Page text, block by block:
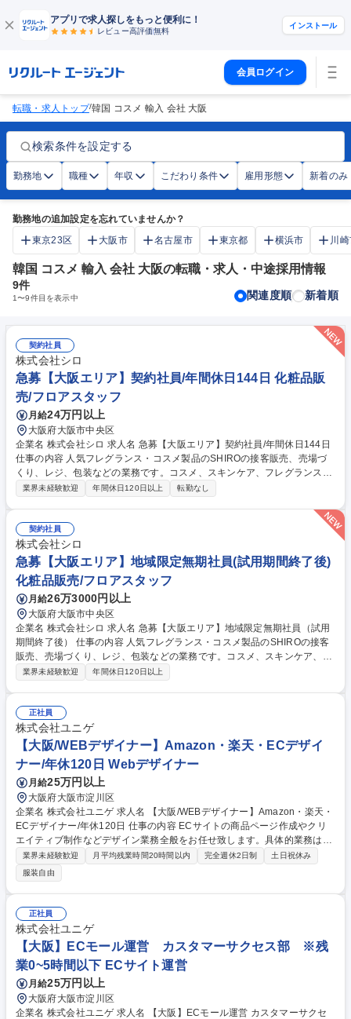
アプリで求人探しをもっと便利に！
レビュー高評価無料
インストール
会員ログイン
転職・求人トップ/韓国 コスメ 輸入 会社 大阪
検索条件を設定する
勤務地 職種 年収 こだわり条件 雇用形態 新着のみ
勤務地の追加設定を忘れていませんか？
東京23区
大阪市 名古屋市 東京都 横浜市 川
韓国 コスメ 輸入 会社 大阪の転職・求人・中途採用情報
9件
1〜9件目を表示中 関連度順 新着順
契約社員
株式会社シロ
急募【大阪エリア】契約社員/年間休日144日 化粧品販
売/フロアスタッフ
月給24万円以上
大阪府大阪市中央区
企業名 株式会社シロ 求人名 急募【大阪エリア】契約社員/年間休日144日
仕事の内容 人気フレグランス・コスメ製品のSHIROの接客販売、売場づ
くり、レジ、包装などの業務です。コスメ、スキンケア、フレグランスな
ど幅広い製品展開でお客様に寄り添った提案をお任せします。 今回は契約
様のためにできること”を自ら考え、接客に向き合える環境をご用意して
います。 スタッフ全員がブランドを作り上げる主役です！ ※業務の変更
範囲：シロが定める業務全般 募集職種 急募【大阪エリア】契約社員/年間
休日144日
業界未経験歓迎 年間休日120日以上 転勤なし
契約社員
株式会社シロ
急募【大阪エリア】地域限定無期社員(試用期間終了後)
化粧品販売/フロアスタッフ
月給26万3000円以上
大阪府大阪市中央区
企業名 株式会社シロ 求人名 急募【大阪エリア】地域限定無期社員（試用
期間終了後） 仕事の内容 人気フレグランス・コスメ製品のSHIROの接客
販売、売場づくり、レジ、包装などの業務です。コスメ、スキンケア、フ
レグランスなど幅広い製品展開でお客様に寄り添った提案をお任せしま
なく、”お客様のためにできること”を自ら考え、接客に向き合える環境を
ご用意しています。 スタッフ全員がブランドを作り上げる主役です！ ※
業務の変更範囲：シロが定める業務全般 募集職種 急募【大阪エリア】地
域限定無期社員（試用期間終了後）
業界未経験歓迎 年間休日120日以上
正社員
株式会社ユニゲ
【大阪/WEBデザイナー】Amazon・楽天・ECデザイ
ナー/年休120日 Webデザイナー
月給25万円以上
大阪府大阪市淀川区
企業名 株式会社ユニゲ 求人名 【大阪/WEBデザイナー】Amazon・楽天・
ECデザイナー/年休120日 仕事の内容 ECサイトの商品ページ作成やクリ
エイティブ制作などデザイン業務全般をお任せ致します。具体的業務は下
記になります。 ■デザイン制作業務：商品販売ページ / ストアページ作成
(主にAmazon) /バナー作成 / ランディングページ（LP）やWebサイト制作
■紙媒体制作：フライヤー、パッケージなど印刷物のデザイン ■商品撮
影：商品画像の撮影/レタッチ作業/動画制作（可能であれば） ■商品登録
業務 ※【取扱商品】化粧品（日本・韓国・台湾・アメリカ等）、食品（お
菓子・乾麺・調味料等）、雑貨、スポーツ用品、アウトドア用品など ※従
事すべき業務の変更範囲：当社業務全般 募集職種 【大阪/WEBデザイナ
ー】Amazon・楽天・ECデザイナー/年休120日
業界未経験歓迎 月平均残業時間20時間以内 完全週休2日制
土日祝休み
服装自由
正社員
株式会社ユニゲ
【大阪】ECモール運営 カスタマーサクセス部 ※残
業0~5時間以下 ECサイト運営
月給25万円以上
大阪府大阪市淀川区
企業名 株式会社ユニゲ 求人名 【大阪】ECモール運営 カスタマーサクセ